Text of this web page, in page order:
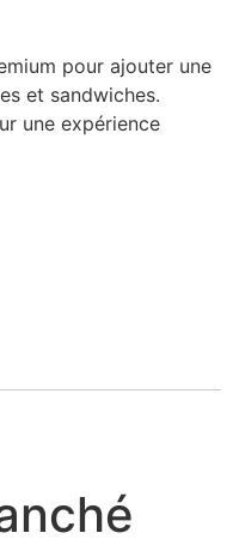
pour ajouter une
et sandwiches.
une expérience